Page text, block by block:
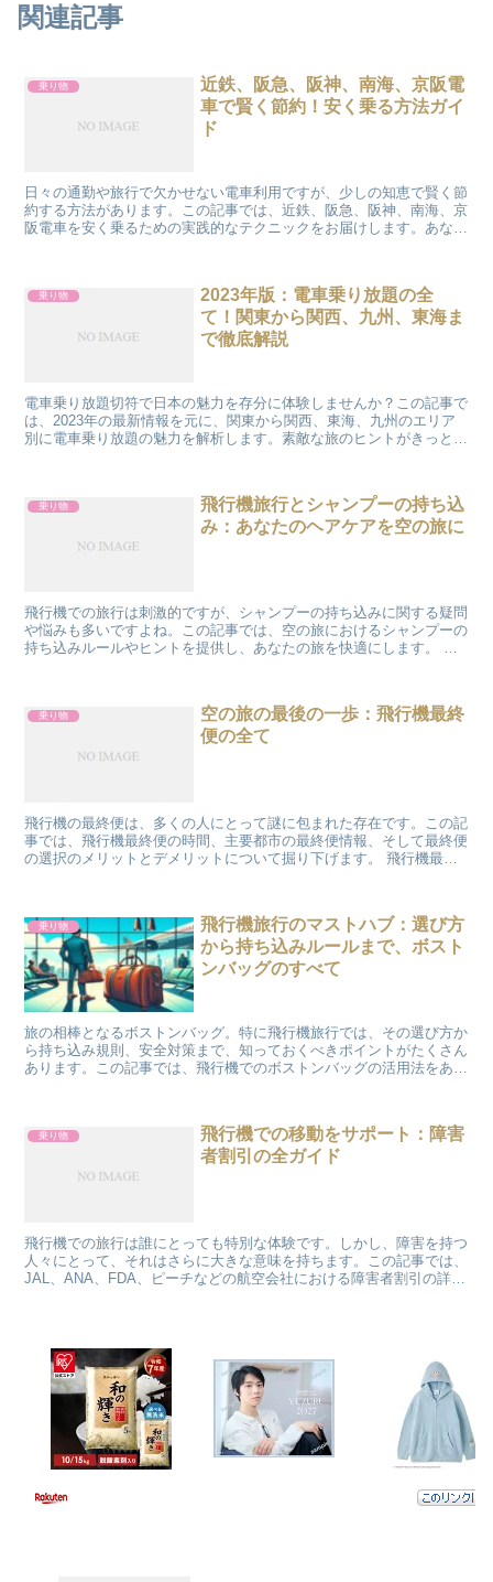
関連記事
乗り物
近鉄、阪急、阪神、南海、京阪電
車で賢く節約！安く乗る方法ガイ
ド
日々の通勤や旅行で欠かせない電車利用ですが、少しの知恵で賢く節
約する方法があります。この記事では、近鉄、阪急、阪神、南海、京
阪電車を安く乗るための実践的なテクニックをお届けします。あなた
乗り物
2023年版：電車乗り放題の全
て！関東から関西、九州、東海ま
で徹底解説
電車乗り放題切符で日本の魅力を存分に体験しませんか？この記事で
は、2023年の最新情報を元に、関東から関西、東海、九州のエリア
別に電車乗り放題の魅力を解析します。素敵な旅のヒントがきっと見
乗り物
飛行機旅行とシャンプーの持ち込
み：あなたのヘアケアを空の旅に
飛行機での旅行は刺激的ですが、シャンプーの持ち込みに関する疑問
や悩みも多いですよね。この記事では、空の旅におけるシャンプーの
持ち込みルールやヒントを提供し、あなたの旅を快適にします。 飛
乗り物
空の旅の最後の一歩：飛行機最終
便の全て
飛行機の最終便は、多くの人にとって謎に包まれた存在です。この記
事では、飛行機最終便の時間、主要都市の最終便情報、そして最終便
の選択のメリットとデメリットについて掘り下げます。 飛行機最終
乗り物
飛行機旅行のマストハブ：選び方
から持ち込みルールまで、ボスト
ンバッグのすべて
旅の相棒となるボストンバッグ。特に飛行機旅行では、その選び方か
ら持ち込み規則、安全対策まで、知っておくべきポイントがたくさん
あります。この記事では、飛行機でのボストンバッグの活用法をあな
乗り物
飛行機での移動をサポート：障害
者割引の全ガイド
飛行機での旅行は誰にとっても特別な体験です。しかし、障害を持つ
人々にとって、それはさらに大きな意味を持ちます。この記事では、
JAL、ANA、FDA、ピーチなどの航空会社における障害者割引の詳細